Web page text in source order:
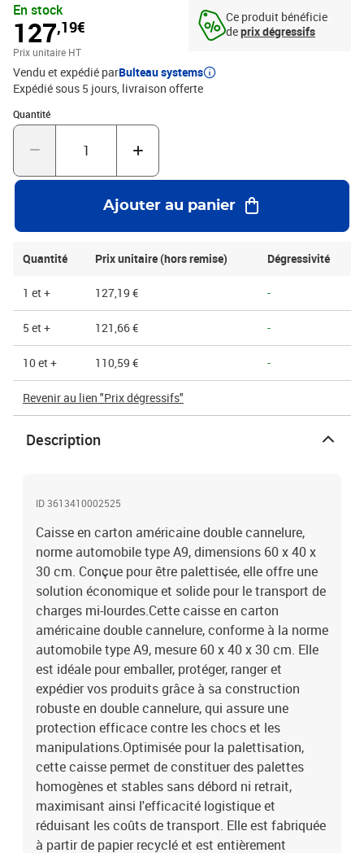
cannelure, conforme à la norme automobile type A9, mesure 60 x
40 x 30 cm. Elle est idéale pour emballer, protéger, ranger et
expédier vos produits grâce à sa construction robuste en double
cannelure, qui assure une protection efficace contre les chocs et
les manipulations.Optimisée pour la palettisation, cette caisse
permet de constituer des palettes homogènes et stables sans
débord ni retrait, maximisant ainsi l'efficacité logistique et
réduisant les coûts de transport. Elle est fabriquée à partir de
papier recyclé et est entièrement recyclable, ce qui en fait un choix
adhésif, et elle est livrée avec une impression de référence sur la
face externe pour faciliter l'identification et la pose d'étiquettes.
Disponible en stock, elle peut être livrée en 24/48 heures, et les prix
varient en fonction des quantités commandées.
En stock
127,19€
Prix unitaire HT
Vendu et expédié parBulteau systems
Expédié sous 5 jours livraison offerte
Ce produit bénéficie
deprix dégressifs
Quantité
Quantité : 1
Ajouter au panier
Quantité Prix unitaire (hors remise) Dégressivité
1 et + 127,19 € -
5 et + 121,66 € -
10 et + 110,59 € -
Revenir au lien "Prix dégressifs"
Description
ID 3613410002525
Caisse en carton américaine double cannelure,
norme automobile type A9, dimensions 60 x 40 x
30 cm. Conçue pour être palettisée, elle offre une
solution économique et solide pour le transport de
charges mi-lourdes.Cette caisse en carton
américaine double cannelure, conforme à la norme
automobile type A9, mesure 60 x 40 x 30 cm. Elle
est idéale pour emballer, protéger, ranger et
expédier vos produits grâce à sa construction
robuste en double cannelure, qui assure une
protection efficace contre les chocs et les
manipulations.Optimisée pour la palettisation,
cette caisse permet de constituer des palettes
homogènes et stables sans débord ni retrait,
maximisant ainsi l'efficacité logistique et
réduisant les coûts de transport. Elle est fabriquée
à partir de papier recyclé et est entièrement